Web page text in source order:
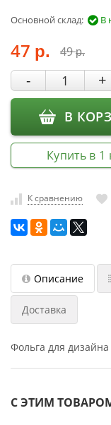
Стерилизаторы
УЗ-ванны
Фрезы и
насадки
Хранение
инструмента
РАСПРОДАЖА
Основной склад: В
47 р. 49р.
- +
В
Купить в 1
К сравнению
Описание
Доставка
Фольга для
С ЭТИМ